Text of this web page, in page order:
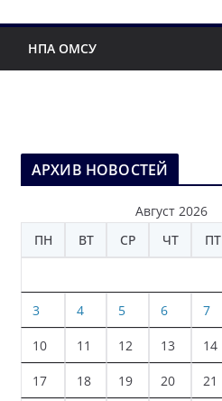
НПА ОМСУ
АРХИВ НОВОСТЕЙ
Август 2026
ПН
ВТ СР ЧТ ПТ
3 4 5 6 7
10 11 12 13 14
17 18 19 20 21